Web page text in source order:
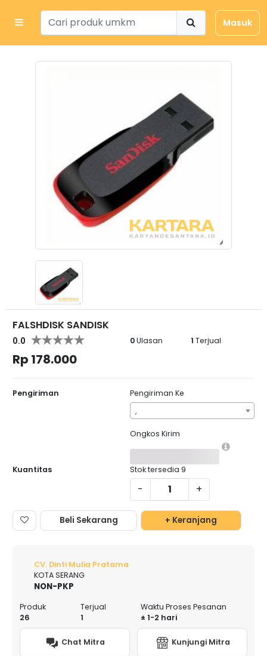
Masuk
FALSHDISK SANDISK
0.0 0Ulasan 1 Terjual
Rp 178.000
Pengiriman
Pengiriman Ke
,
Ongkos Kirim
Kuantitas Stok tersedia 9
- +
Beli Sekarang + Keranjang
CV. Dinti Mulia Pratama
KOTA SERANG
NON-PKP
Produk
26
Terjual
1
Waktu Proses Pesanan
± 1-2 hari
Chat Mitra Kunjungi Mitra